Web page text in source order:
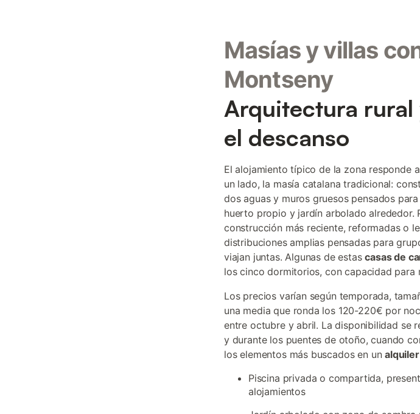
Masías y villas
Montseny
Arquitectura rural
el descanso
El alojamiento típico de la zona responde
un lado, la masía catalana tradicional:
dos aguas y muros gruesos pensados
huerto propio y jardín arbolado alrededor.
construcción más reciente, reformadas o
distribuciones amplias pensadas para
viajan juntas. Algunas de estascasas de
los cinco dormitorios, con capacidad para
Los precios varían según temporada,
una media que ronda los 120-220€ por
entre octubre y abril. La disponibilidad se
y durante los puentes de otoño, cuando
los elementos más buscados en un
Piscina privada o compartida,
alojamientos